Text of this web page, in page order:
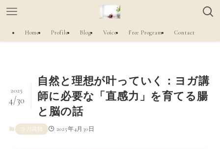
Home Profile Blog Voice Free Program Contact
自然と理想が叶っていく：ヨガ講
師に必要な「直感力」を育てる腸
と脳の話
2025
4/30
ヨガ講師 2025年4月30日